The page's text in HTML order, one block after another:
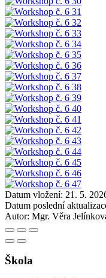
Datum vložení: 21. 5.
Datum poslední
Autor: Mgr. Věra
Škola